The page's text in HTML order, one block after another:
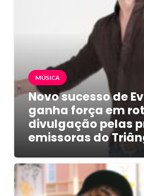
MÚSICA
Novo sucesso de
ganha força em
divulgação pelas
emissoras do